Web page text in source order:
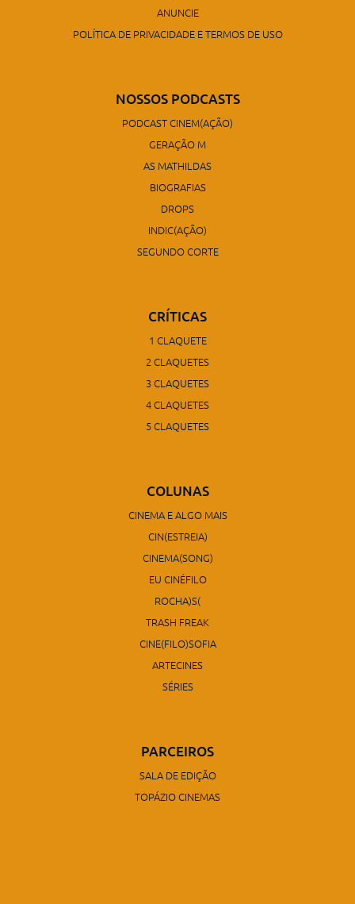
ANUNCIE
POLÍTICA DE PRIVACIDADE E TERMOS DE USO
NOSSOS PODCASTS
PODCAST CINEM(AÇÃO)
GERAÇÃO M
AS MATHILDAS
BIOGRAFIAS
DROPS
INDIC(AÇÃO)
SEGUNDO CORTE
CRÍTICAS
1 CLAQUETE
2 CLAQUETES
3 CLAQUETES
4 CLAQUETES
5 CLAQUETES
COLUNAS
CINEMA E ALGO MAIS
CIN(ESTREIA)
CINEMA(SONG)
EU CINÉFILO
ROCHA)S(
TRASH FREAK
CINE(FILO)SOFIA
ARTECINES
SÉRIES
PARCEIROS
SALA DE EDIÇÃO
TOPÁZIO CINEMAS